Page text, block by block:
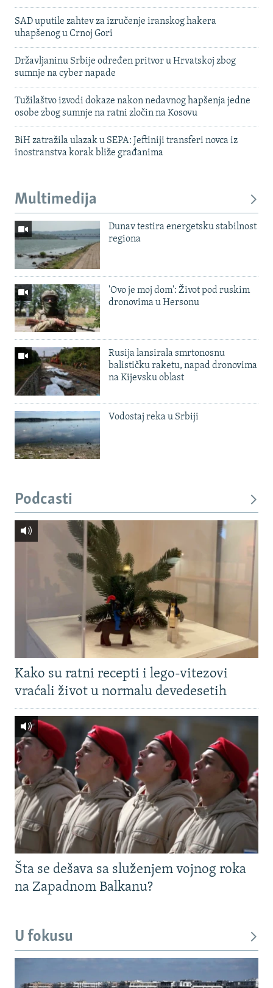
SAD uputile zahtev za izručenje iranskog hakera
uhapšenog u Crnoj Gori
Državljaninu Srbije određen pritvor u Hrvatskoj zbog
sumnje na cyber napade
Tužilaštvo izvodi dokaze nakon nedavnog hapšenja jedne
osobe zbog sumnje na ratni zločin na Kosovu
BiH zatražila ulazak u SEPA: Jeftiniji transferi novca iz
inostranstva korak bliže građanima
Multimedija
Dunav testira energetsku stabilnost
regiona
'Ovo je moj dom': Život pod ruskim
dronovima u Hersonu
Rusija lansirala smrtonosnu
balističku raketu, napad dronovima
na Kijevsku oblast
Vodostaj reka u Srbiji
Podcasti
Kako su ratni recepti i lego-vitezovi
vraćali život u normalu devedesetih
Šta se dešava sa služenjem vojnog roka
na Zapadnom Balkanu?
U fokusu